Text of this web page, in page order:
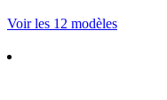
Voir les 12 modèles